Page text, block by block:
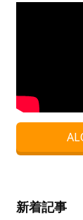
新着記事